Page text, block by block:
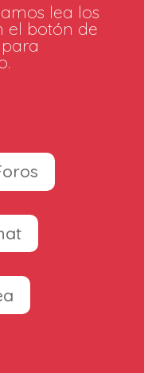
lea los
el botón de